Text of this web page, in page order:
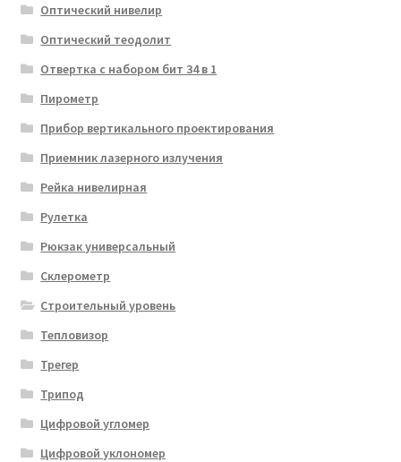
Оптический нивелир
Оптический теодолит
Отвертка с набором бит 34 в 1
Пирометр
Прибор вертикального проектирования
Приемник лазерного излучения
Рейка нивелирная
Рулетка
Рюкзак универсальный
Склерометр
Строительный уровень
Тепловизор
Трегер
Трипод
Цифровой угломер
Цифровой уклономер